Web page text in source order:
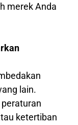
merek Anda
lain.
ketertiban